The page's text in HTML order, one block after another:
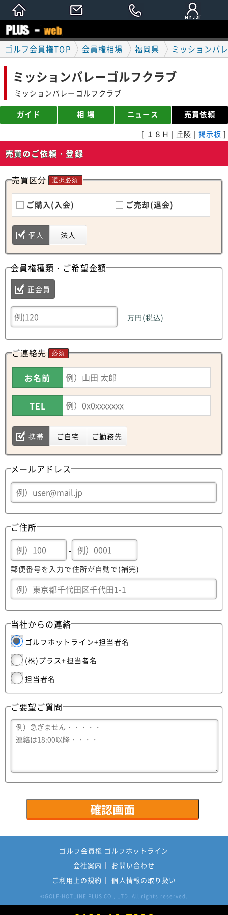
ゴルフ会員権TOP 会員権相場 福岡県 ミッションバ
ミッションバレーゴルフクラブ
ミッションバレーゴルフクラブ
ガイド 相 場 ニュース 売買依頼
[ １８Ｈ | 丘陵 | 掲示板 ]
売買のご依頼・登録
売買区分 選択必須
ご購入(入会) ご売却(退会)
個人 法人
会員権種類・ご希望金額
正会員
万円(税込)
ご連絡先 必須
お名前
TEL
携帯 ご自宅 ご勤務先
メールアドレス
ご住所
-
郵便番号を入力で住所が自動で(補完)
当社からの連絡
ゴルフホットライン+担当者名
(株)プラス+担当者名
担当者名
ご要望ご質問
ゴルフ会員権 ゴルフホットライン
会社案内
お問い合わせ
ご利用上の規約
個人情報の取り扱い
© GOLF-HOTLINE PLUS CO., LTD. All rights reserved.